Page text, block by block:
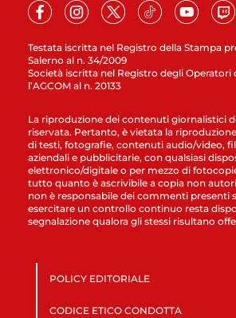
Testata iscritta nel Registro della Stampa
Salerno al n. 34/2009
Società iscritta nel Registro degli Operatori
l’AGCOM al n. 20133
La riproduzione dei contenuti giornalistici
riservata. Pertanto, è vietata la riproduzione
di testi, fotografie, contenuti audio/video,
aziendali e pubblicitarie, con qualsiasi
elettronico/digitale o per mezzo di
tutto quanto è ascrivibile a copia non
non è responsabile dei commenti presenti
esercitare un controllo continuo resta
segnalazione qualora gli stessi risultano
POLICY EDITORIALE
CODICE ETICO CONDOTTA